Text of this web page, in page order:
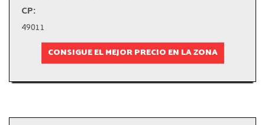
CP:
49011
CONSIGUE EL MEJOR PRECIO EN LA ZONA